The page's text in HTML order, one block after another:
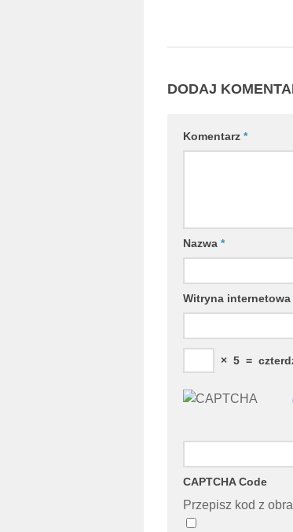
DODAJ
Komentarz *
Nazwa *
Witryna internetowa
× 5 =
CAPTCHA Code
Przepisz kod z